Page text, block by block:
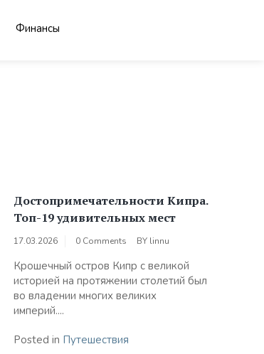
Финансы
Достопримечательности Кипра.
Топ-19 удивительных мест
17.03.2026 0 Comments BY linnu
Крошечный остров Кипр с великой
историей на протяжении столетий был
во владении многих великих
империй....
Posted in Путешествия